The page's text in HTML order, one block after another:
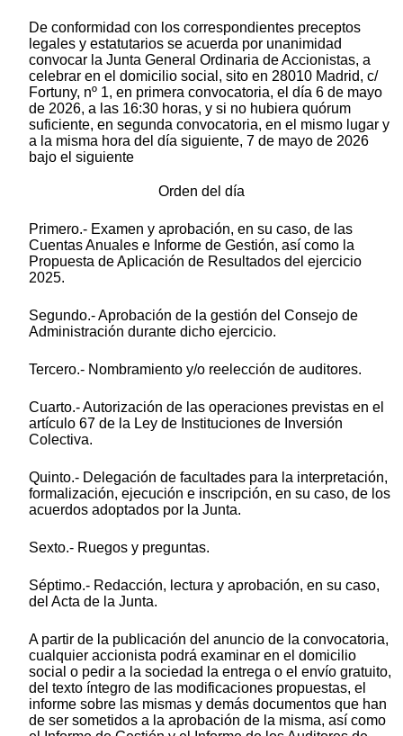
De conformidad con los correspondientes preceptos
legales y estatutarios se acuerda por unanimidad
convocar la Junta General Ordinaria de Accionistas, a
celebrar en el domicilio social, sito en 28010 Madrid, c/
Fortuny, nº 1, en primera convocatoria, el día 6 de mayo
de 2026, a las 16:30 horas, y si no hubiera quórum
suficiente, en segunda convocatoria, en el mismo lugar y
a la misma hora del día siguiente, 7 de mayo de 2026
bajo el siguiente
Orden del día
Primero.- Examen y aprobación, en su caso, de las
Cuentas Anuales e Informe de Gestión, así como la
Propuesta de Aplicación de Resultados del ejercicio
2025.
Segundo.- Aprobación de la gestión del Consejo de
Administración durante dicho ejercicio.
Tercero.- Nombramiento y/o reelección de auditores.
Cuarto.- Autorización de las operaciones previstas en el
artículo 67 de la Ley de Instituciones de Inversión
Colectiva.
Quinto.- Delegación de facultades para la interpretación,
formalización, ejecución e inscripción, en su caso, de los
acuerdos adoptados por la Junta.
Sexto.- Ruegos y preguntas.
Séptimo.- Redacción, lectura y aprobación, en su caso,
del Acta de la Junta.
A partir de la publicación del anuncio de la convocatoria,
cualquier accionista podrá examinar en el domicilio
social o pedir a la sociedad la entrega o el envío gratuito,
del texto íntegro de las modificaciones propuestas, el
informe sobre las mismas y demás documentos que han
de ser sometidos a la aprobación de la misma, así como